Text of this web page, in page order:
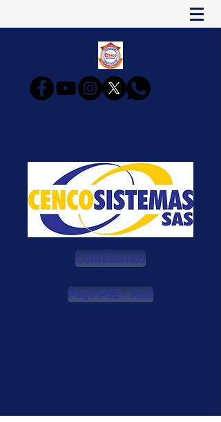
Contáctenos
Pago PSE - Aval